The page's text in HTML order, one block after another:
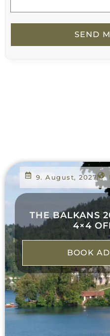
SEND
9. August, 2027
THE BALKANS
4×4
BOOK